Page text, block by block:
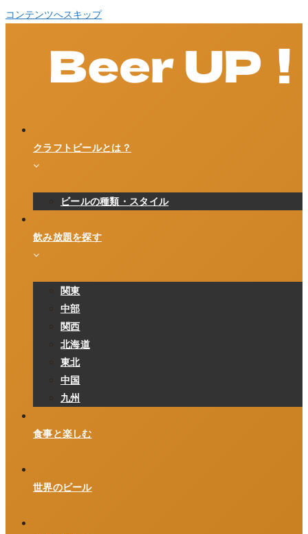
コンテンツへスキップ
クラフトビールとは？
ビールの種類・スタイル
飲み放題を探す
関東
中部
関西
北海道
東北
中国
九州
食事と楽しむ
世界のビール